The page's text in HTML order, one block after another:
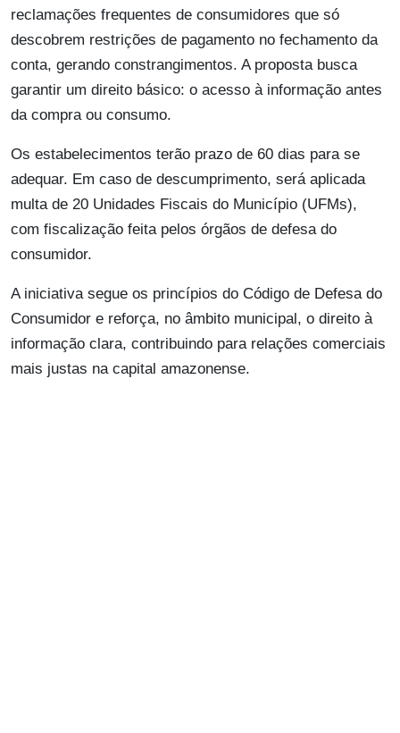
reclamações frequentes de consumidores que só
descobrem restrições de pagamento no fechamento da
conta, gerando constrangimentos. A proposta busca
garantir um direito básico: o acesso à informação antes
da compra ou consumo.
Os estabelecimentos terão prazo de 60 dias para se
adequar. Em caso de descumprimento, será aplicada
multa de 20 Unidades Fiscais do Município (UFMs),
com fiscalização feita pelos órgãos de defesa do
consumidor.
A iniciativa segue os princípios do Código de Defesa do
Consumidor e reforça, no âmbito municipal, o direito à
informação clara, contribuindo para relações comerciais
mais justas na capital amazonense.